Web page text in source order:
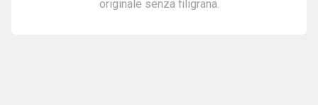
originale senza filigrana.